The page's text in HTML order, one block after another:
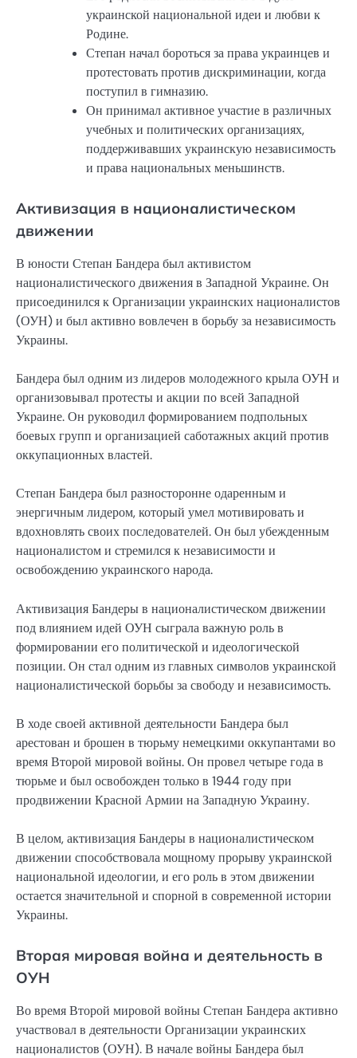
украинской национальной идеи и любви к
Родине.
Степан начал бороться за права украинцев и
протестовать против дискриминации, когда
поступил в гимназию.
Он принимал активное участие в различных
учебных и политических организациях,
поддерживавших украинскую независимость
и права национальных меньшинств.
Активизация в националистическом
движении
В юности Степан Бандера был активистом
националистического движения в Западной Украине. Он
присоединился к Организации украинских националистов
(ОУН) и был активно вовлечен в борьбу за независимость
Украины.
Бандера был одним из лидеров молодежного крыла ОУН и
организовывал протесты и акции по всей Западной
Украине. Он руководил формированием подпольных
боевых групп и организацией саботажных акций против
оккупационных властей.
Степан Бандера был разносторонне одаренным и
энергичным лидером, который умел мотивировать и
вдохновлять своих последователей. Он был убежденным
националистом и стремился к независимости и
освобождению украинского народа.
Активизация Бандеры в националистическом движении
под влиянием идей ОУН сыграла важную роль в
формировании его политической и идеологической
позиции. Он стал одним из главных символов украинской
националистической борьбы за свободу и независимость.
В ходе своей активной деятельности Бандера был
арестован и брошен в тюрьму немецкими оккупантами во
время Второй мировой войны. Он провел четыре года в
тюрьме и был освобожден только в 1944 году при
продвижении Красной Армии на Западную Украину.
В целом, активизация Бандеры в националистическом
движении способствовала мощному прорыву украинской
национальной идеологии, и его роль в этом движении
остается значительной и спорной в современной истории
Украины.
Вторая мировая война и деятельность в
ОУН
Во время Второй мировой войны Степан Бандера активно
участвовал в деятельности Организации украинских
националистов (ОУН). В начале войны Бандера был